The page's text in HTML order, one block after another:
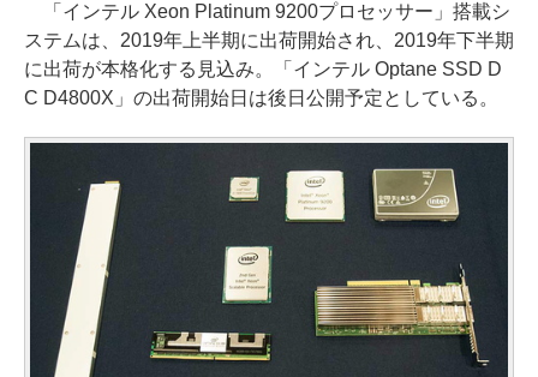
「インテル Xeon Platinum 9200プロセッサー」搭載シ
ステムは、2019年上半期に出荷開始され、2019年下半期
に出荷が本格化する見込み。「インテル Optane SSD D
C D4800X」の出荷開始日は後日公開予定としている。